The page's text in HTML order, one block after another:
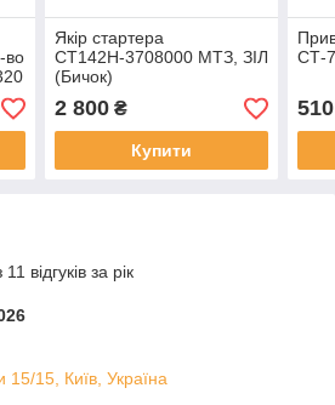
во
Якір стартера
СТ142Н-3708000 МТЗ, ЗІЛ
(Бичок)
2 800₴
Купити
СТ-
510
відгуків за рік
15/15, Київ, Україна